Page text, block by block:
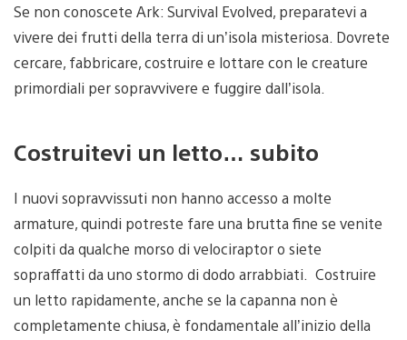
Se non conoscete Ark: Survival Evolved, preparatevi a
vivere dei frutti della terra di un’isola misteriosa. Dovrete
cercare, fabbricare, costruire e lottare con le creature
primordiali per sopravvivere e fuggire dall’isola.
Costruitevi un letto… subito
I nuovi sopravvissuti non hanno accesso a molte
armature, quindi potreste fare una brutta fine se venite
colpiti da qualche morso di velociraptor o siete
sopraffatti da uno stormo di dodo arrabbiati. Costruire
un letto rapidamente, anche se la capanna non è
completamente chiusa, è fondamentale all’inizio della